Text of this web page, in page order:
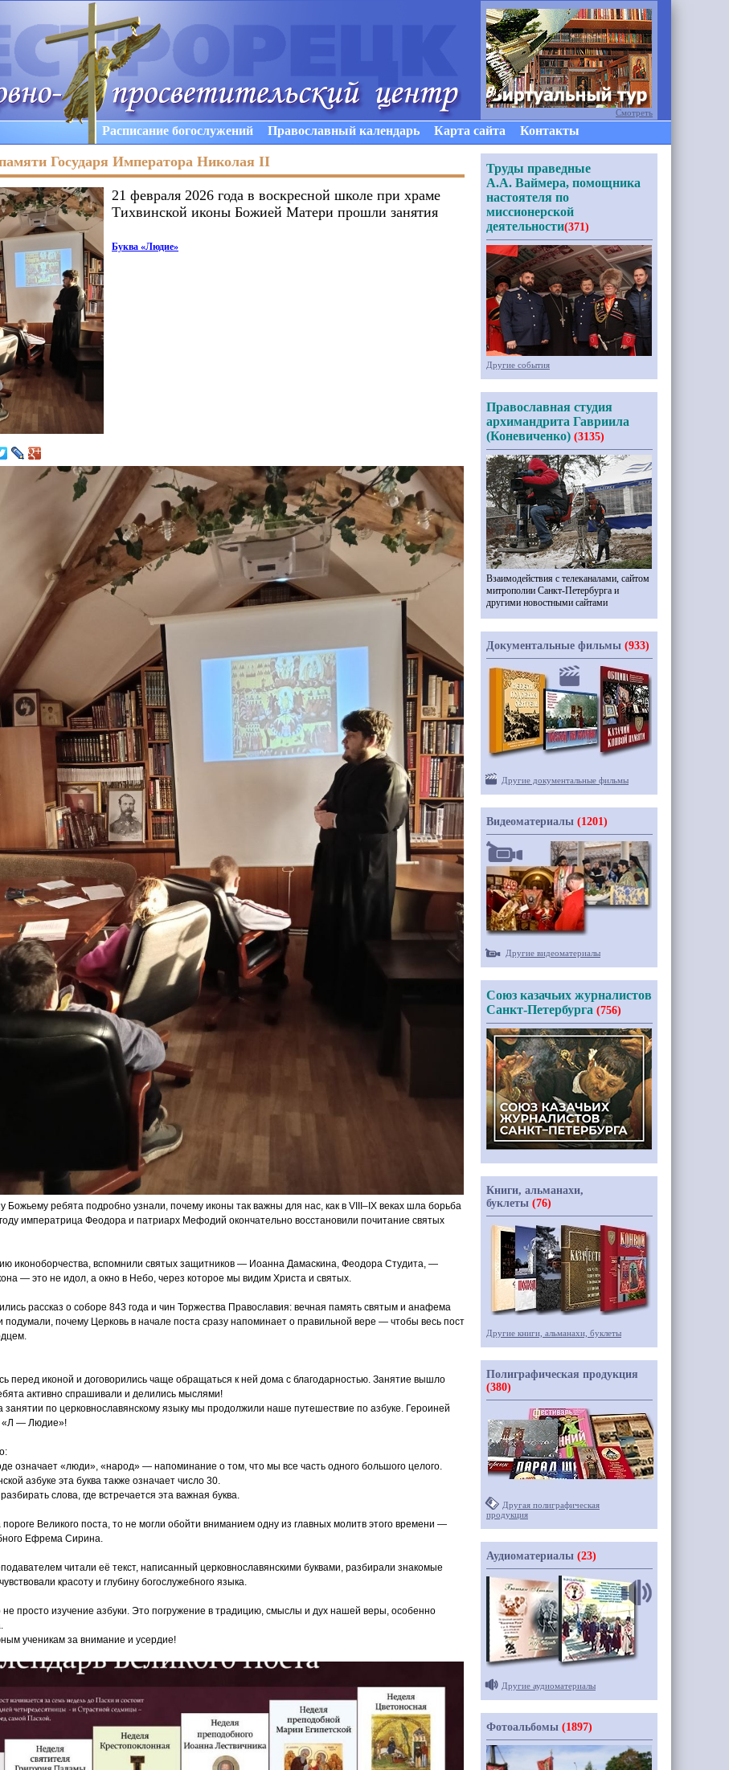
Расписание богослужений Православный календарь Карта сайта Контакты
Государя Императора Николая II
21 февраля 2026 года в воскресной школе при храме
Тихвинской иконы Божией Матери прошли занятия
Буква «Людие»
Божьему ребята подробно узнали, почему иконы так важны для нас, как в VIII–IX веках шла борьба
году императрица Феодора и патриарх Мефодий окончательно восстановили почитание святых
иконоборчества, вспомнили святых защитников — Иоанна Дамаскина, Феодора Студита, —
— это не идол, а окно в Небо, через которое мы видим Христа и святых.
рассказ о соборе 843 года и чин Торжества Православия: вечная память святым и анафема
подумали, почему Церковь в начале поста сразу напоминает о правильной вере — чтобы весь пост
перед иконой и договорились чаще обращаться к ней дома с благодарностью. Занятие вышло
активно спрашивали и делились мыслями!
занятии по церковнославянскому языку мы продолжили наше путешествие по азбуке. Героиней
«Л — Людие»!
означает «люди», «народ» — напоминание о том, что мы все часть одного большого целого.
азбуке эта буква также означает число 30.
слова, где встречается эта важная буква.
Великого поста, то не могли обойти вниманием одну из главных молитв этого времени —
Ефрема Сирина.
читали её текст, написанный церковнославянскими буквами, разбирали знакомые
красоту и глубину богослужебного языка.
не просто изучение азбуки. Это погружение в традицию, смыслы и дух нашей веры, особенно
ученикам за внимание и усердие!
Смотреть
Труды праведные
А.А. Ваймера, помощника
настоятеля по
миссионерской
деятельности(371)
Другие события
Православная студия
архимандрита Гавриила
(Коневиченко) (3135)
Взаимодействия с телеканалами, сайтом
митрополии Санкт-Петербурга и
другими новостными сайтами
Документальные фильмы (933)
Другие документальные фильмы
Видеоматериалы (1201)
Другие видеоматериалы
Союз казачьих журналистов
Санкт-Петербурга (756)
Книги, альманахи,
буклеты (76)
Другие книги, альманахи, буклеты
Полиграфическая продукция
(380)
Другая полиграфическая
продукция
Аудиоматериалы (23)
Другие аудиоматериалы
Фотоальбомы (1897)